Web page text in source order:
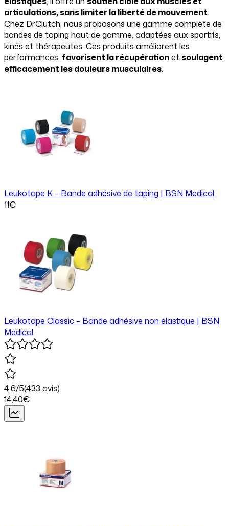
articulations, sans limiter la liberté de mouvement.
Chez DrClutch, nous proposons une gamme complète de
bandes de taping haut de gamme, adaptées aux sportifs,
kinés et thérapeutes. Ces produits améliorent les
performances, favorisent la récupérationet soulagent
efficacement les douleurs musculaires.
Leukotape K – Bande adhésive de taping | BSN Medical
11€
Leukotape Classic – Bande adhésive non élastique | BSN
Medical
4.6/5(433 avis)
14,40€